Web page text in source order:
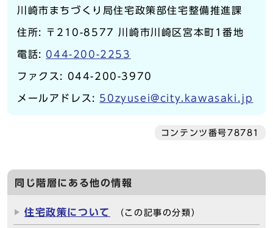
川崎市まちづくり局住宅政策部住宅整備推進課
住所: 〒210-8577 川崎市川崎区宮本町1番地
電話: 044-200-2253
ファクス: 044-200-3970
メールアドレス: 50zyusei@city.kawasaki.jp
コンテンツ番号78781
同じ階層にある他の情報
住宅政策について （この記事の分類）